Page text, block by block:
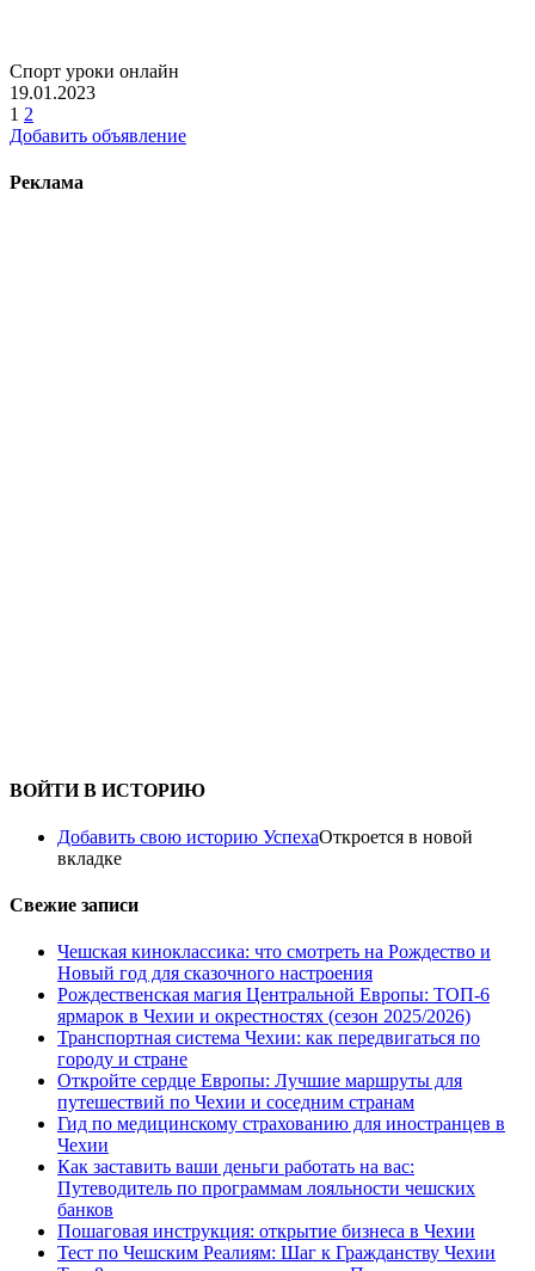
Спорт уроки онлайн
19.01.2023
1 2
Добавить объявление
Реклама
ВОЙТИ В ИСТОРИЮ
Добавить свою историю УспехаОткроется в новой
вкладке
Свежие записи
Чешская киноклассика: что смотреть на Рождество и
Новый год для сказочного настроения
Рождественская магия Центральной Европы: ТОП-6
ярмарок в Чехии и окрестностях (сезон 2025/2026)
Транспортная система Чехии: как передвигаться по
городу и стране
Откройте сердце Европы: Лучшие маршруты для
путешествий по Чехии и соседним странам
Гид по медицинскому страхованию для иностранцев в
Чехии
Как заставить ваши деньги работать на вас:
Путеводитель по программам лояльности чешских
банков
Пошаговая инструкция: открытие бизнеса в Чехии
Тест по Чешским Реалиям: Шаг к Гражданству Чехии